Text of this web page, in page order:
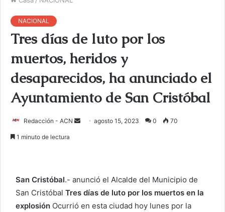
NACIONAL
Tres días de luto por los
muertos, heridos y
desaparecidos, ha anunciado el
Ayuntamiento de San Cristóbal
Redacción - ACN
r
u
n
agosto 15, 2023 0 70
1 minuto de lectura
San Cristóbal.- anunció el Alcalde del Municipio de
San Cristóbal Tres días de luto por los muertos en la
explosión Ocurrió en esta ciudad hoy lunes por la